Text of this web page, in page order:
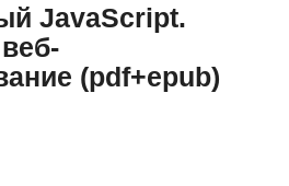
JavaScript.
(pdf+epub)